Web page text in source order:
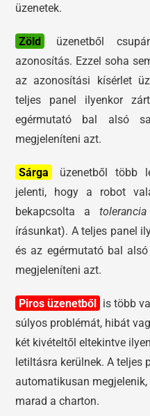
üzenetek.
Zöld
üzenetből
azonosítás. Ezzel soha
az azonosítási kísérlet
teljes panel ilyenkor
egérmutató bal alsó
megjeleníteni azt.
Sárga
üzenetből több
jelenti, hogy a robot
bekapcsolta a
írásunkat). A teljes panel
és az egérmutató bal
megjeleníteni azt.
Piros üzenetből is több
súlyos problémát, hibát
két kivételtől eltekintve
letiltásra kerülnek. A teljes
automatikusan
marad a charton.